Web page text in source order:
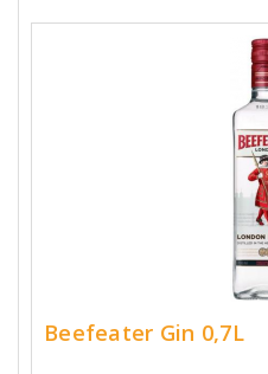
Beefeater Gin 0,7L